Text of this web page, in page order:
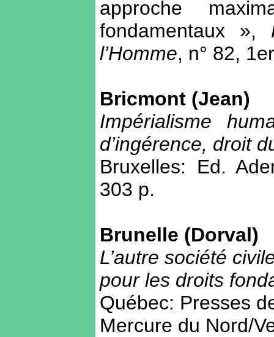
approche
fondamentaux »,
l’Homme, n° 82, 1er
Bricmont (Jean)
Impérialisme
d’ingérence, droit
Bruxelles: Ed.
303 p.
Brunelle (Dorval)
L’autre société
pour les droits
Québec: Presses
Mercure du Nord/